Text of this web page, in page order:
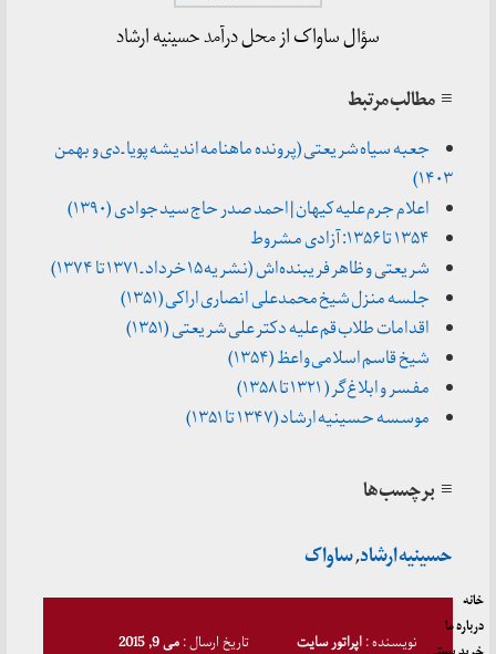
سؤال ساواک از محل درآمد حسینیه ارشاد
≡ مطالب مرتبط
جعبه سیاه شریعتی (پرونده ماهنامه اندیشه پویا ـ دی و بهمن
۱۴۰۳)
اعلام جرم علیه کیهان | احمد صدر حاج سید جوادی (۱۳۹۰)
۱۳۵۴ تا ۱۳۵۶: آزادی مشروط
شریعتی و ظاهر فریبنده‌اش (نشریه ۱۵ خرداد ـ ۱۳۷۱ تا ۱۳۷۴)
جلسه منزل شیخ محمدعلی انصاری اراکی (۱۳۵۱)
اقدامات طلاب قم علیه دکتر علی شریعتی (۱۳۵۱)
شیخ قاسم اسلامی واعظ (۱۳۵۴)
مفسر و ابلاغ‌گر ( ۱۳۲۱ تا ۱۳۵۸)
موسسه حسینیه ارشاد (۱۳۴۷ تا ۱۳۵۱)
≡ برچسب‌ها
حسینیه ارشاد,ساواک
نویسنده :اپراتور سایت تاریخ ارسال :می 9, 2015
خانه
درباره ما